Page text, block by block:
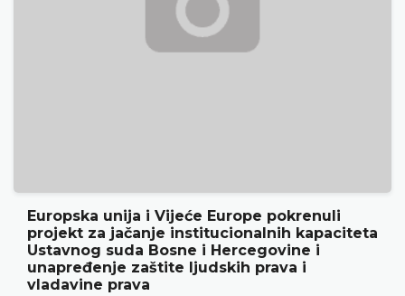
Ustavni sud BiH predstavio godišnje
rezultate rada i novu publikaciju „Godišnjak“
18.05.2026.
Ustavni sud Bosne i Hercegovine je 15. svibnja 2026.